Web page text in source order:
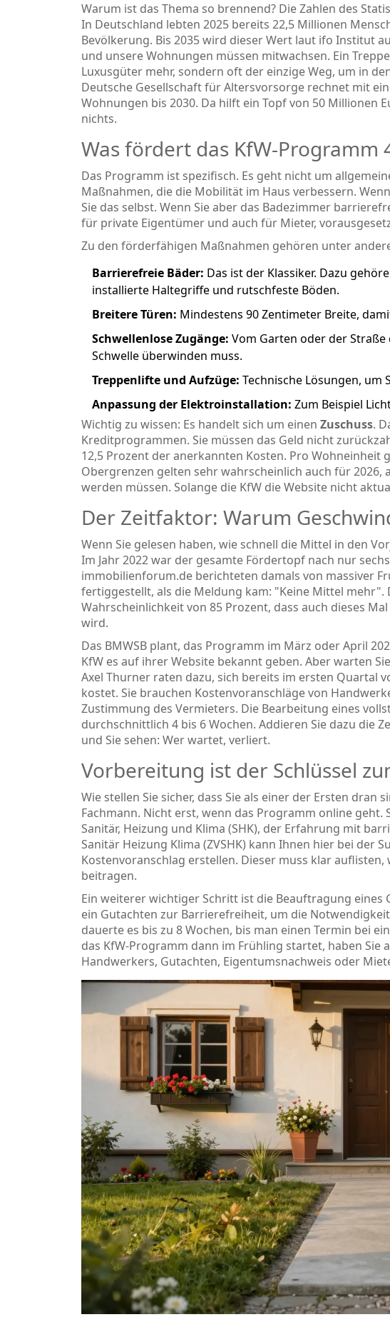
Warum ist das Thema so brennend? Die Zahlen des
In Deutschland lebten 2025 bereits 22,5 Millionen
Bevölkerung. Bis 2035 wird dieser Wert laut ifo Institut
und unsere Wohnungen müssen mitwachsen. Ein
Luxusgüter mehr, sondern oft der einzige Weg, um in
Deutsche Gesellschaft für Altersvorsorge rechnet mit
Wohnungen bis 2030. Da hilft ein Topf von 50 Millionen
nichts.
Was fördert das KfW-Programm
Das Programm ist spezifisch. Es geht nicht um
Maßnahmen, die die Mobilität im Haus verbessern.
Sie das selbst. Wenn Sie aber das Badezimmer
für private Eigentümer und auch für Mieter,
Zu den förderfähigen Maßnahmen gehören unter
Barrierefreie Bäder: Das ist der Klassiker. Dazu
installierte Haltegriffe und rutschfeste Böden.
Breitere Türen: Mindestens 90 Zentimeter Breite,
Schwellenlose Zugänge: Vom Garten oder der
Schwelle überwinden muss.
Treppenlifte und Aufzüge: Technische Lösungen, um
Anpassung der Elektroinstallation: Zum Beispiel
Wichtig zu wissen: Es handelt sich um einen Zuschuss.
Kreditprogrammen. Sie müssen das Geld nicht
12,5 Prozent der anerkannten Kosten. Pro Wohneinheit
Obergrenzen gelten sehr wahrscheinlich auch für
werden müssen. Solange die KfW die Website nicht
Der Zeitfaktor: Warum
Wenn Sie gelesen haben, wie schnell die Mittel in den
Im Jahr 2022 war der gesamte Fördertopf nach nur
immobilienforum.de berichteten damals von massiver
fertiggestellt, als die Meldung kam: "Keine Mittel
Wahrscheinlichkeit von 85 Prozent, dass auch dieses
wird.
Das BMWSB plant, das Programm im März oder April
KfW es auf ihrer Website bekannt geben. Aber warten
Axel Thurner raten dazu, sich bereits im ersten Quartal
kostet. Sie brauchen Kostenvoranschläge von
Zustimmung des Vermieters. Die Bearbeitung eines
durchschnittlich 4 bis 6 Wochen. Addieren Sie dazu die
und Sie sehen: Wer wartet, verliert.
Vorbereitung ist der Schlüssel
Wie stellen Sie sicher, dass Sie als einer der Ersten dran
Fachmann. Nicht erst, wenn das Programm online
Sanitär, Heizung und Klima (SHK), der Erfahrung mit
Sanitär Heizung Klima (ZVSHK) kann Ihnen hier bei der
Kostenvoranschlag erstellen. Dieser muss klar
beitragen.
Ein weiterer wichtiger Schritt ist die Beauftragung
ein Gutachten zur Barrierefreiheit, um die
dauerte es bis zu 8 Wochen, bis man einen Termin bei
das KfW-Programm dann im Frühling startet, haben
Handwerkers, Gutachten, Eigentumsnachweis oder